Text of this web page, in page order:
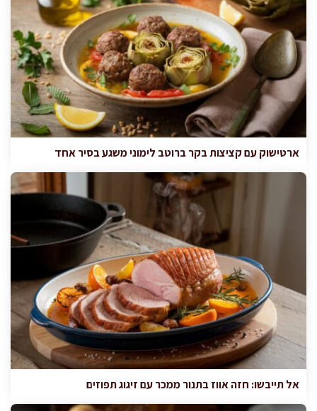
ארטישוק עם קציצות בקר ברוטב לימוני משגע בסיר אחד
אל תייבשו: חזה אווז בתנור ממכר עם זיגוג תפוזים